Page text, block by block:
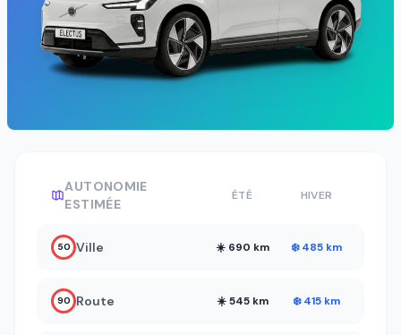
AUTONOMIE
ESTIMÉE
ÉTÉ HIVER
50 Ville ☀️ 690 km ❄️ 485 km
90 Route ☀️ 545 km ❄️ 415 km